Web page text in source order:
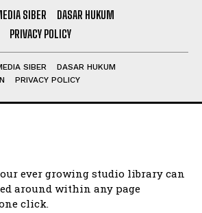
SIBER
DASAR HUKUM
PRIVACY POLICY
SIBER
DASAR HUKUM
PRIVACY POLICY
ever growing studio library can
around within any page
click.